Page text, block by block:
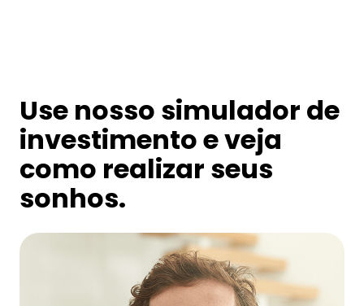
Use nosso simulador de
investimento e veja
como realizar seus
sonhos.